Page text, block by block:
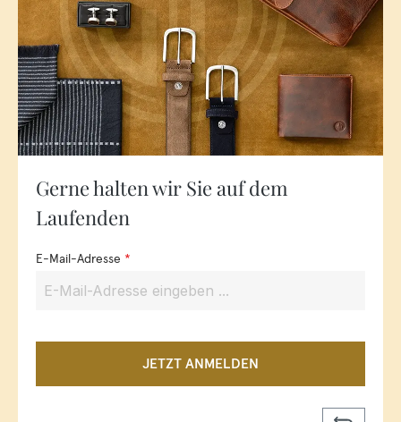
Gerne halten wir Sie auf dem
Laufenden
E-Mail-Adresse *
JETZT ANMELDEN